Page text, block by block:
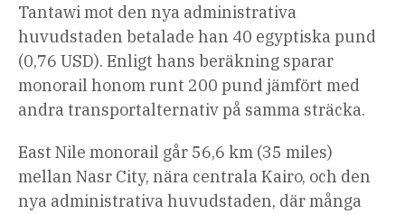
Tantawi mot den nya administrativa
huvudstaden betalade han 40 egyptiska pund
(0,76 USD). Enligt hans beräkning sparar
monorail honom runt 200 pund jämfört med
andra transportalternativ på samma sträcka.
East Nile monorail går 56,6 km (35 miles)
mellan Nasr City, nära centrala Kairo, och den
nya administrativa huvudstaden, där många